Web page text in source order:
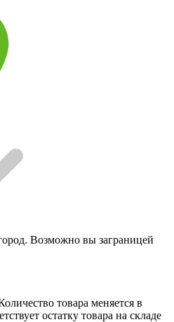
Возможно вы заграницей
товара меняется в
остатку товара на складе